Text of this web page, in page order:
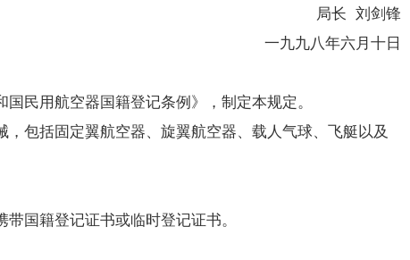
局长 刘剑锋
一九九八年六月十日
民用航空器国籍登记条例》，制定本规定。
包括固定翼航空器、旋翼航空器、载人气球、飞艇以及
国籍登记证书或临时登记证书。